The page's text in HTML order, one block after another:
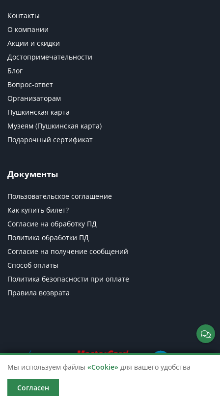
Контакты
О компании
Акции и скидки
Достопримечательности
Блог
Вопрос-ответ
Организаторам
Пушкинская карта
Музеям (Пушкинская карта)
Подарочный сертификат
Документы
Пользовательское соглашение
Как купить билет?
Согласие на обработку ПД
Политика обработки ПД
Согласие на получение сообщений
Способ оплаты
Политика безопасности при оплате
Правила возврата
Мы используем файлы «Cookie» для вашего удобства
Согласен